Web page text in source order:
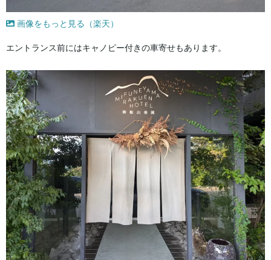
画像をもっと見る（楽天）
エントランス前にはキャノピー付きの車寄せもあります。